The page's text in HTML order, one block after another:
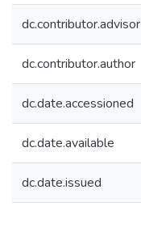
dc.contributor.advisor
dc.contributor.author
dc.date.accessioned
dc.date.available
dc.date.issued